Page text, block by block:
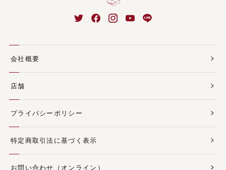
会社概要
店舗
プライバシーポリシー
特定商取引法に基づく表示
お問い合わせ（オンライン）